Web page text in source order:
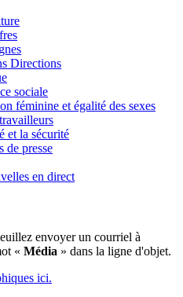
Directions
sociale
féminine et égalité des sexes
et la sécurité
de presse
en direct
envoyer un courriel à
« Média » dans la ligne d'objet.
ici.